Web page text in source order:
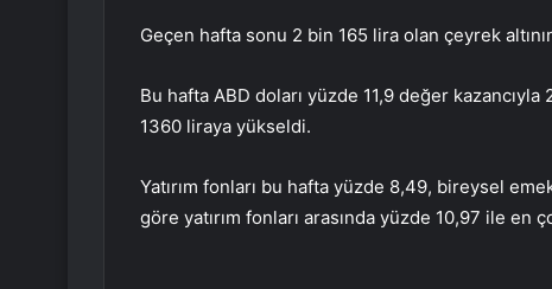
Geçen hafta sonu 2 bin 165 lira olan çeyrek
Bu hafta ABD doları yüzde 11,9 değer
1360 liraya yükseldi.
Yatırım fonları bu hafta yüzde 8,49, bireysel
göre yatırım fonları arasında yüzde 10,97 ile en